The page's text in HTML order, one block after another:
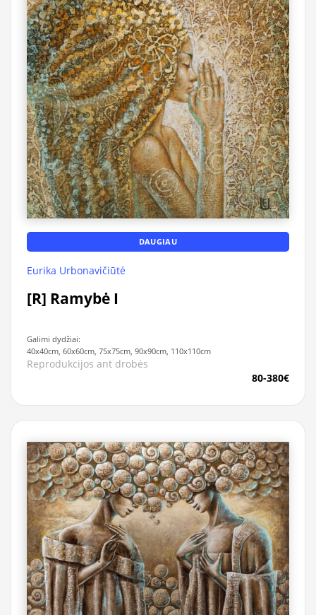
DAUGIAU
Eurika Urbonavičiūtė
[R] Ramybė I
Galimi dydžiai:
40x40cm, 60x60cm, 75x75cm, 90x90cm, 110x110cm
Reprodukcijos ant drobės
80-380€